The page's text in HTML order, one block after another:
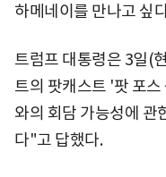
하메네이를 만나고 싶
트럼프 대통령은 3일(
트의 팟캐스트 '팟 포
와의 회담 가능성에 관
다"고 답했다.